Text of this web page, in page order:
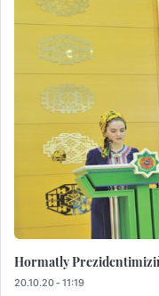
Hormatly
20.10.20 - 11:19